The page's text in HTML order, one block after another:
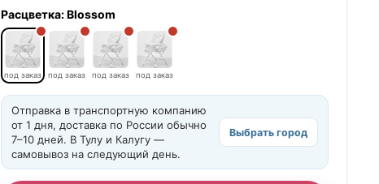
Расцветка:Blossom
под заказ под заказ под заказ под заказ
Отправка в транспортную компанию
от 1 дня, доставка по России обычно
7–10 дней. В Тулу и Калугу —
самовывоз на следующий день.
Выбрать город